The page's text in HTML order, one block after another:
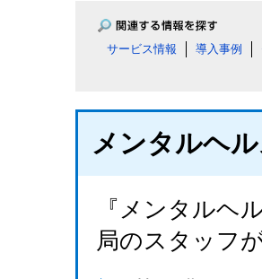
サービス情報 導入事例
メンタルヘ
『メンタルヘ
局のスタッフ